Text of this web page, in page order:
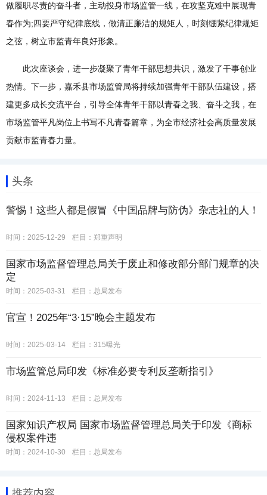
做履职尽责的奋斗者，主动投身市场监管一线，在攻坚克难中展现青
春作为;四要严守纪律底线，做清正廉洁的规矩人，时刻绷紧纪律规矩
之弦，树立市监青年良好形象。
此次座谈会，进一步凝聚了青年干部思想共识，激发了干事创业
热情。下一步，嘉禾县市场监管局将持续加强青年干部队伍建设，搭
建更多成长交流平台，引导全体青年干部以青春之我、奋斗之我，在
市场监管平凡岗位上书写不凡青春篇章，为全市经济社会高质量发展
贡献市监青春力量。
头条
警惕！这些人都是假冒《中国品牌与防伪》杂志社的人！
时间：2025-12-29 栏目： 郑重声明
国家市场监督管理总局关于废止和修改部分部门规章的决
定
时间：2025-03-31 栏目： 总局发布
官宣！2025年“3·15”晚会主题发布
时间：2025-03-14 栏目： 315曝光
市场监管总局印发《标准必要专利反垄断指引》
时间：2024-11-13 栏目： 总局发布
国家知识产权局 国家市场监督管理总局关于印发《商标
侵权案件违
时间：2024-10-30 栏目： 总局发布